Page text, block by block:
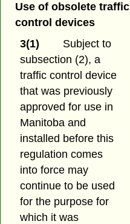
Use of obsolete traffic
control devices
3(1)
Subject to
subsection (2), a
traffic control device
that was previously
approved for use in
Manitoba and
installed before this
regulation comes
into force may
continue to be used
for the purpose for
which it was